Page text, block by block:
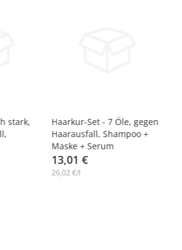
stark,
-10%
Haarkur-Set - 7 Öle, gegen
Haarausfall, Shampoo +
Maske + Serum
13,01 €
26,02 €/l